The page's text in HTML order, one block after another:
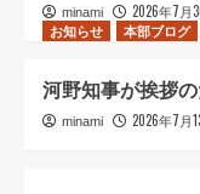
minami 2026年7月
お知らせ 本部ブログ
河野知事が挨拶
minami 2026年7月